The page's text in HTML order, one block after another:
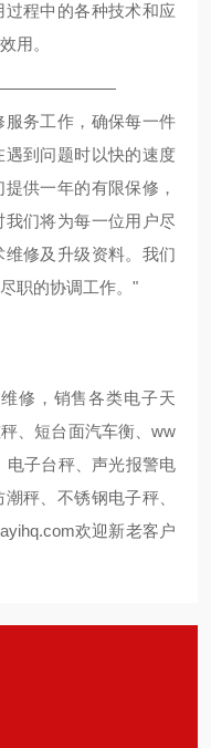
程中的各种技术和应
用。
务工作，确保每一件
到问题时以快的速度
供一年的有限保修，
们将为每一位用户尽
修及升级资料。我们
职的协调工作。"
修，销售各类电子天
、短台面汽车衡、 ww
电子台秤、声光报警电
秤、不锈钢电子秤、
欢迎新老客户